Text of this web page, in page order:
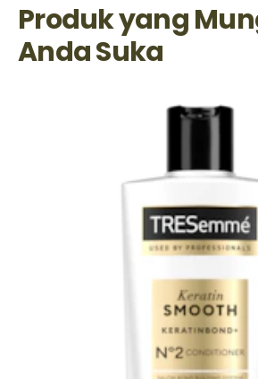
Produk yang
Anda Suka